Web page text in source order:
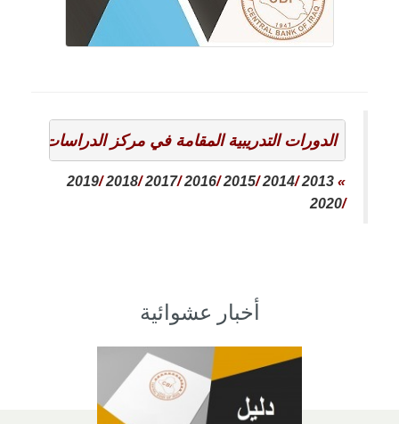
الدورات التدريبية المقامة في مركز الدراسات
»
2013
/
2014
/
2015
/
2016
/
2017
/
2018
/
2019
/
2020
أخبار عشوائية